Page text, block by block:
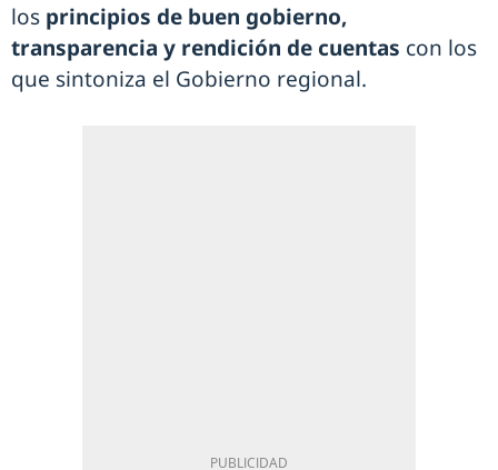
los principios de buen gobierno,
transparencia y rendición de cuentas con los
que sintoniza el Gobierno regional.